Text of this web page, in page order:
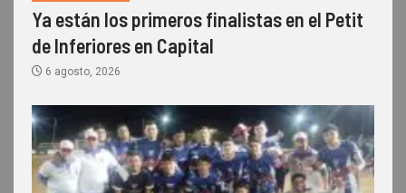
Ya están los primeros finalistas en el Petit
de Inferiores en Capital
6 agosto, 2026